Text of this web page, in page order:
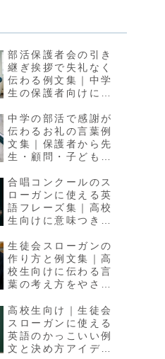
部活保護者会の引き
継ぎ挨拶で失礼なく
伝わる例文集｜中学
生の保護者向けに場
中学の部活で感謝が
伝わるお礼の言葉例
文集｜保護者から先
生・顧問・子どもた
合唱コンクールのス
ローガンに使える英
語フレーズ集｜高校
生向けに意味つきで
生徒会スローガンの
作り方と例文集｜高
校生向けに伝わる言
葉の考え方をやさし
高校生向け｜生徒会
スローガンに使える
英語のかっこいい例
文と決め方アイデア